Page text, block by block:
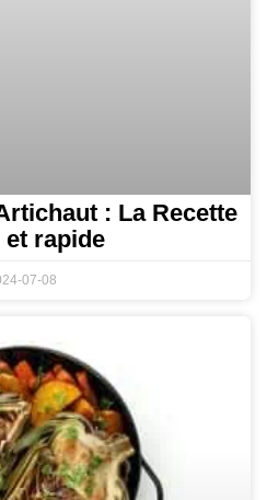
: La Recette
rapide
07-08